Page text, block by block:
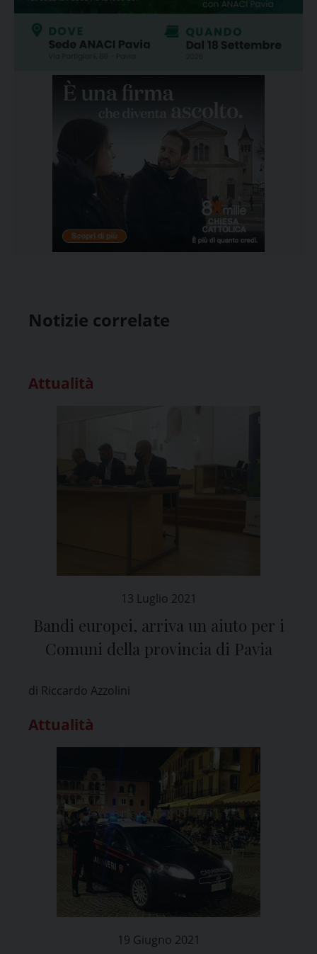
Notizie correlate
Attualità
13 Luglio 2021
Bandi europei, arriva un aiuto per i
Comuni della provincia di Pavia
di Riccardo Azzolini
Attualità
19 Giugno 2021